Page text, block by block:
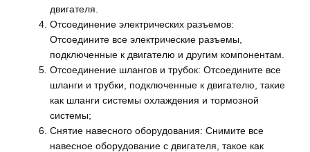
двигателя.
Отсоединение электрических разъемов:
Отсоедините все электрические разъемы,
подключенные к двигателю и другим компонентам.
Отсоединение шлангов и трубок: Отсоедините все
шланги и трубки, подключенные к двигателю, такие
как шланги системы охлаждения и тормозной
системы;
Снятие навесного оборудования: Снимите все
навесное оборудование с двигателя, такое как